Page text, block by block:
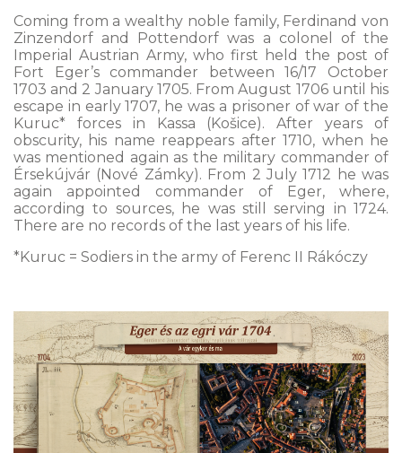
Coming from a wealthy noble family, Ferdinand von
Zinzendorf and Pottendorf was a colonel of the
Imperial Austrian Army, who first held the post of
Fort Eger’s commander between 16/17 October
1703 and 2 January 1705. From August 1706 until his
escape in early 1707, he was a prisoner of war of the
Kuruc* forces in Kassa (Košice). After years of
obscurity, his name reappears after 1710, when he
was mentioned again as the military commander of
Érsekújvár (Nové Zámky). From 2 July 1712 he was
again appointed commander of Eger, where,
according to sources, he was still serving in 1724.
There are no records of the last years of his life.
*Kuruc = Sodiers in the army of Ferenc II Rákóczy